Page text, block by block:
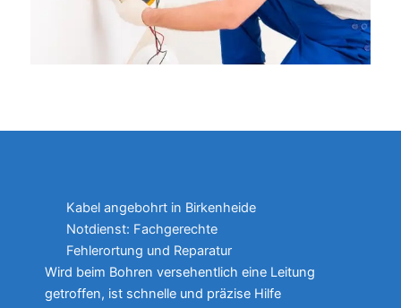
Kabel angebohrt in Birkenheide
Notdienst: Fachgerechte
Fehlerortung und Reparatur
Wird beim Bohren versehentlich eine Leitung
getroffen, ist schnelle und präzise Hilfe